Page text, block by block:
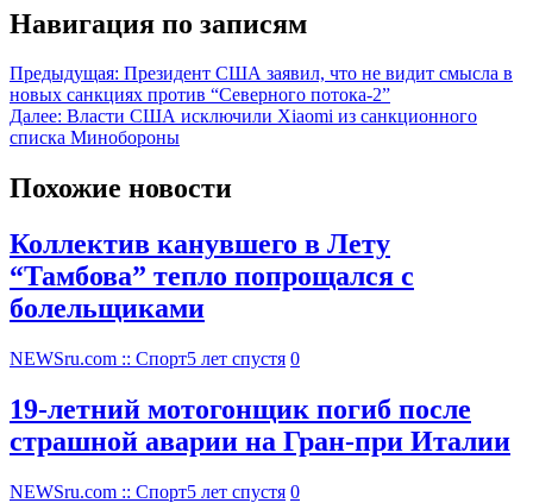
Навигация по записям
Предыдущая: Президент США заявил, что не видит смысла в
новых санкциях против “Северного потока-2”
Далее: Власти США исключили Xiaomi из санкционного
списка Минобороны
Похожие новости
Коллектив канувшего в Лету
“Тамбова” тепло попрощался с
болельщиками
NEWSru.com :: Спорт5 лет спустя 0
19-летний мотогонщик погиб после
страшной аварии на Гран-при Италии
NEWSru.com :: Спорт5 лет спустя 0